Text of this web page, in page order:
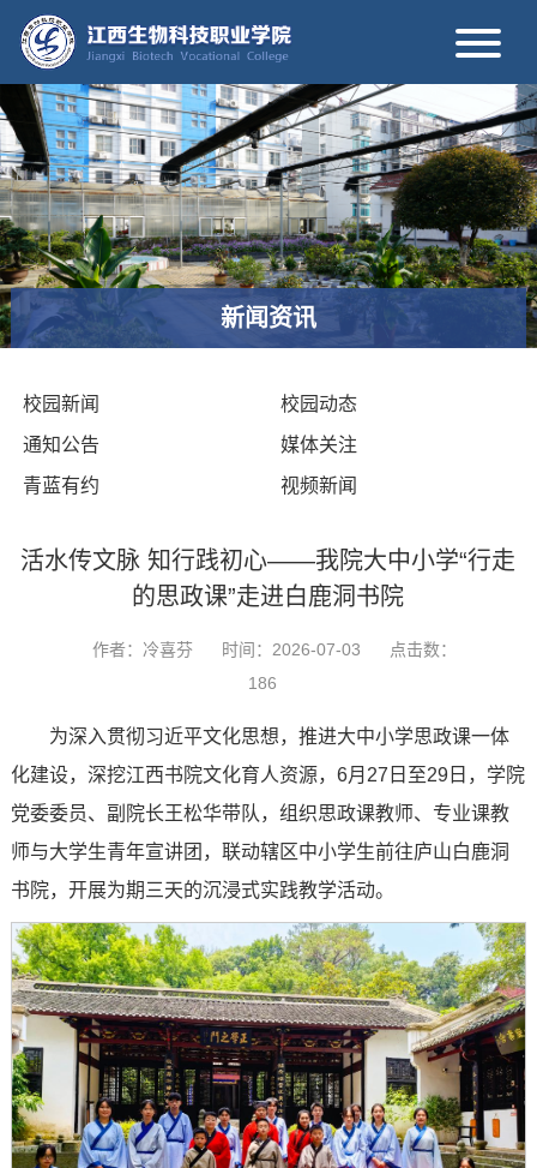
新闻资讯
校园新闻
校园动态
通知公告
媒体关注
青蓝有约
视频新闻
活水传文脉 知行践初心——我院大中小学“行走
的思政课”走进白鹿洞书院
作者：冷喜芬 时间：2026-07-03
点击数：
186
为深入贯彻习近平文化思想，推进大中小学思政课一体
化建设，深挖江西书院文化育人资源，6月27日至29日，学院
党委委员、副院长王松华带队，组织思政课教师、专业课教
师与大学生青年宣讲团，联动辖区中小学生前往庐山白鹿洞
书院，开展为期三天的沉浸式实践教学活动。